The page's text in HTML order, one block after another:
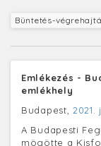
Büntetés-
Emlékezés -
emlékhely
Budapest, 2021.
A Budapesti
mögötte a